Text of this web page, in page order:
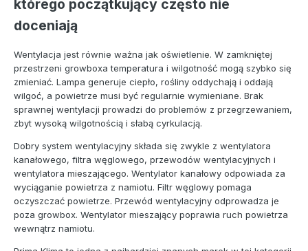
którego początkujący często nie
doceniają
Wentylacja jest równie ważna jak oświetlenie. W zamkniętej
przestrzeni growboxa temperatura i wilgotność mogą szybko się
zmieniać. Lampa generuje ciepło, rośliny oddychają i oddają
wilgoć, a powietrze musi być regularnie wymieniane. Brak
sprawnej wentylacji prowadzi do problemów z przegrzewaniem,
zbyt wysoką wilgotnością i słabą cyrkulacją.
Dobry system wentylacyjny składa się zwykle z wentylatora
kanałowego, filtra węglowego, przewodów wentylacyjnych i
wentylatora mieszającego. Wentylator kanałowy odpowiada za
wyciąganie powietrza z namiotu. Filtr węglowy pomaga
oczyszczać powietrze. Przewód wentylacyjny odprowadza je
poza growbox. Wentylator mieszający poprawia ruch powietrza
wewnątrz namiotu.